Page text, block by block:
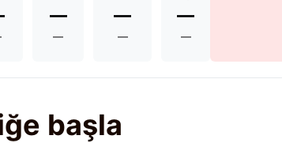
—
—
—
—
—
—
başla